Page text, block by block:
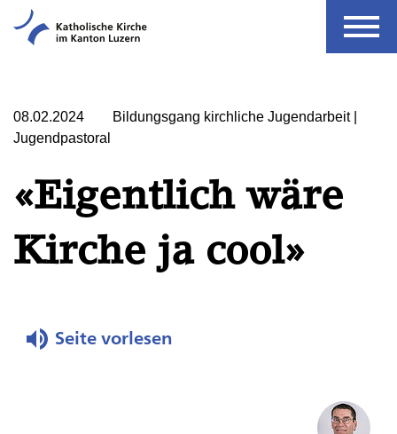
08.02.2024
Bildungsgang kirchliche Jugendarbeit |
Jugendpastoral
«Eigentlich wäre
Kirche ja cool»
Seite vorlesen